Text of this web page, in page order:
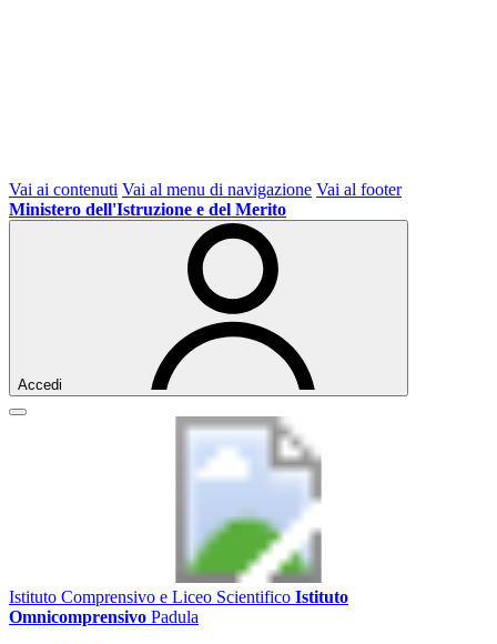
Vai ai contenuti Vai al menu di navigazione Vai al footer
Ministero dell'Istruzione e del Merito
Accedi
Istituto Comprensivo e Liceo Scientifico Istituto
Omnicomprensivo Padula